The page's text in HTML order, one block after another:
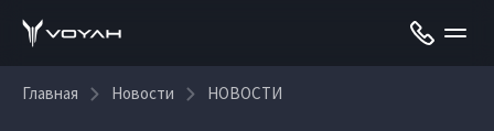
Главная Новости НОВОСТИ